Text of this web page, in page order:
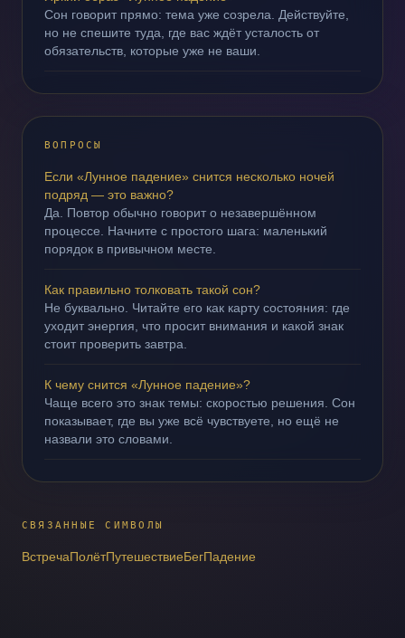
Сон говорит прямо: тема уже созрела. Действуйте,
но не спешите туда, где вас ждёт усталость от
обязательств, которые уже не ваши.
ВОПРОСЫ
Если «Лунное падение» снится несколько ночей
подряд — это важно?
Да. Повтор обычно говорит о незавершённом
процессе. Начните с простого шага: маленький
порядок в привычном месте.
Как правильно толковать такой сон?
Не буквально. Читайте его как карту состояния: где
уходит энергия, что просит внимания и какой знак
стоит проверить завтра.
К чему снится «Лунное падение»?
Чаще всего это знак темы: скоростью решения. Сон
показывает, где вы уже всё чувствуете, но ещё не
назвали это словами.
СВЯЗАННЫЕ СИМВОЛЫ
ВстречаПолётПутешествиеБегПадение